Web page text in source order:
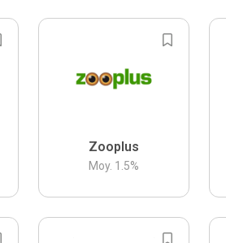
Zooplus
Moy. 1.5%